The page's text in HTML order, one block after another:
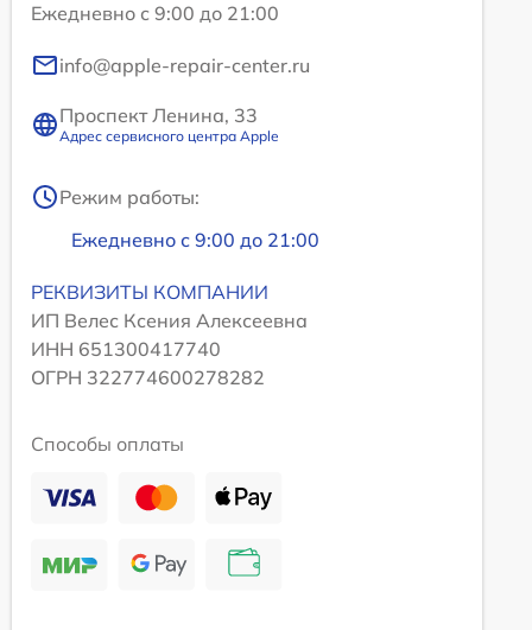
Ежедневно с 9:00 до 21:00
info@apple-repair-center.ru
Проспект Ленина, 33
Адрес сервисного центра Apple
Режим работы:
Ежедневно с 9:00 до 21:00
РЕКВИЗИТЫ КОМПАНИИ
ИП Велес Ксения Алексеевна
ИНН 651300417740
ОГРН 322774600278282
Способы оплаты